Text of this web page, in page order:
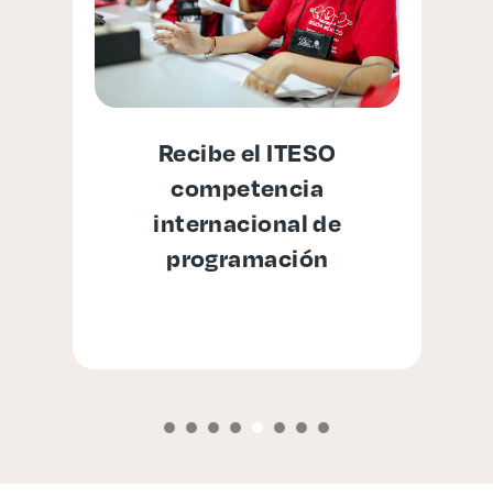
Recibe el ITESO
competencia
internacional de
programación